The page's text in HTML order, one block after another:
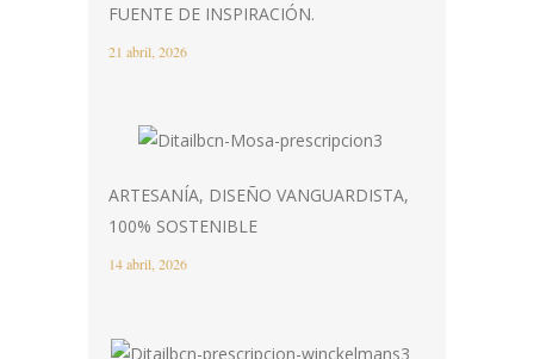
FUENTE DE INSPIRACIÓN.
21 abril, 2026
ARTESANÍA, DISEÑO VANGUARDISTA,
100% SOSTENIBLE
14 abril, 2026